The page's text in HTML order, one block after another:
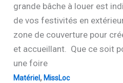
grande bâche à louer est
de vos festivités en
zone de couverture pour
et accueillant. Que ce soit
une foire
Matériel, MissLoc